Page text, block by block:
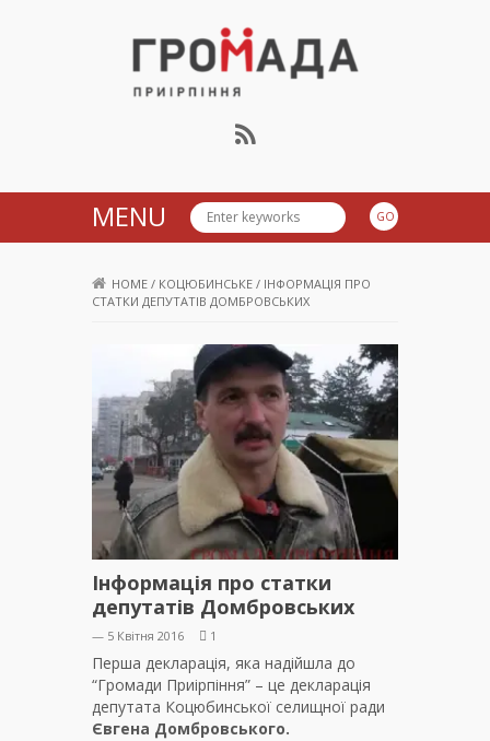
Громада Приірпіння
MENU
HOME / КОЦЮБИНСЬКЕ / ІНФОРМАЦІЯ ПРО
СТАТКИ ДЕПУТАТІВ ДОМБРОВСЬКИХ
Інформація про статки
депутатів Домбровських
— 5 Квітня 2016 1
Перша декларація, яка надійшла до
“Громади Приірпіння” – це декларація
депутата Коцюбинської селищної ради
Євгена Домбровського.